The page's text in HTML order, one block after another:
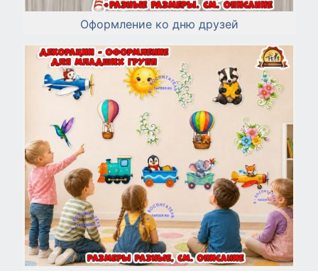
Оформление ко дню друзей